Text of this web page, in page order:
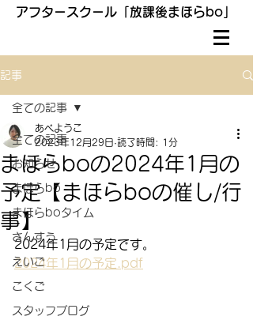
アフタースクール「放課後まほらbo」
記事
全ての記事
お知らせ
まほらbo
まほらboタイム
さんすう
えいご
こくご
スタッフブログ
全ての記事
まほらboの2024年1月の
予定【まほらboの催し/行
事】
あべようこ
2023年12月29日 読了時間: 1分
2024年1月の予定です。
2024年1月の予定.pdf